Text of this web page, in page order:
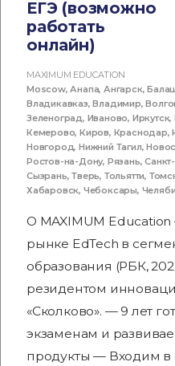
ЕГЭ (возможно
работать
онлайн)
MAXIMUM EDUCATION
Moscow,Анапа,Ангарск,
Владикавказ,Владимир,
Зеленоград, Иваново, Иркутск,
Кемерово,Киров, Краснодар,
Новгород,Нижний Тагил,
Ростов-на-Дону, Рязань,
Сызрань,Тверь, Тольятти,
Хабаровск, Чебоксары,
О MAXIMUM
рынке EdTech в
образования (РБК,
резидентом
«Сколково». — 9 лет
экзаменам и
продукты — Входим в